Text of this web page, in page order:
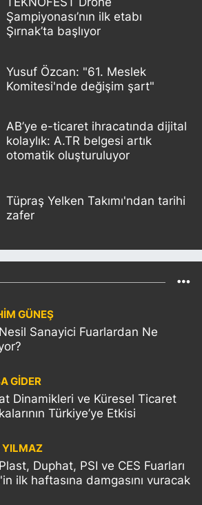
Şampiyonası’nın ilk etabı
Şırnak’ta başlıyor
Yusuf Özcan: "61. Meslek
Komitesi'nde değişim şart"
AB’ye e-ticaret ihracatında dijital
kolaylık: A.TR belgesi artık
otomatik oluşturuluyor
Tüpraş Yelken Takımı'ndan tarihi
zafer
GÜNEŞ
Sanayici Fuarlardan Ne
GİDER
Dinamikleri ve Küresel Ticaret
Türkiye’ye Etkisi
YILMAZ
Duphat, PSI ve CES Fuarları
ilk haftasına damgasını vuracak